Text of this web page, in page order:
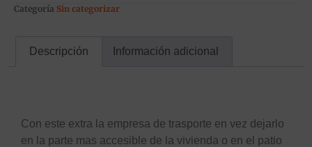
Categoría Sin categorizar
Descripción Información adicional
Con este extra la empresa de trasporte en vez dejarlo
en la parte mas accesible de la vivienda o en el patio